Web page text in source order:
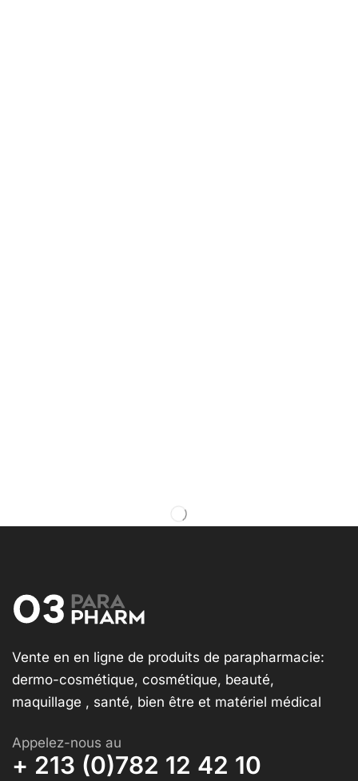
Vente en en ligne de produits de parapharmacie:
dermo-cosmétique, cosmétique, beauté,
maquillage , santé, bien être et matériel médical
Appelez-nous au
+ 213 (0)782 12 42 10